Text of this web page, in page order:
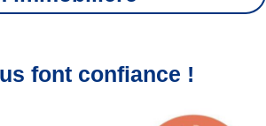
font confiance !